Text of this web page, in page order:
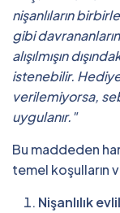
nişanlıların
gibi
alışılmışın
istenebilir.
verilemiyorsa,
uygulanır."
Bu maddeden
temel koşulların
Nişanlılık